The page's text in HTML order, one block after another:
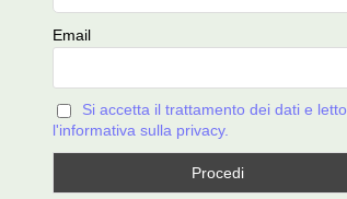
Email
Si accetta il trattamento dei dati e letto
l'informativa sulla privacy.